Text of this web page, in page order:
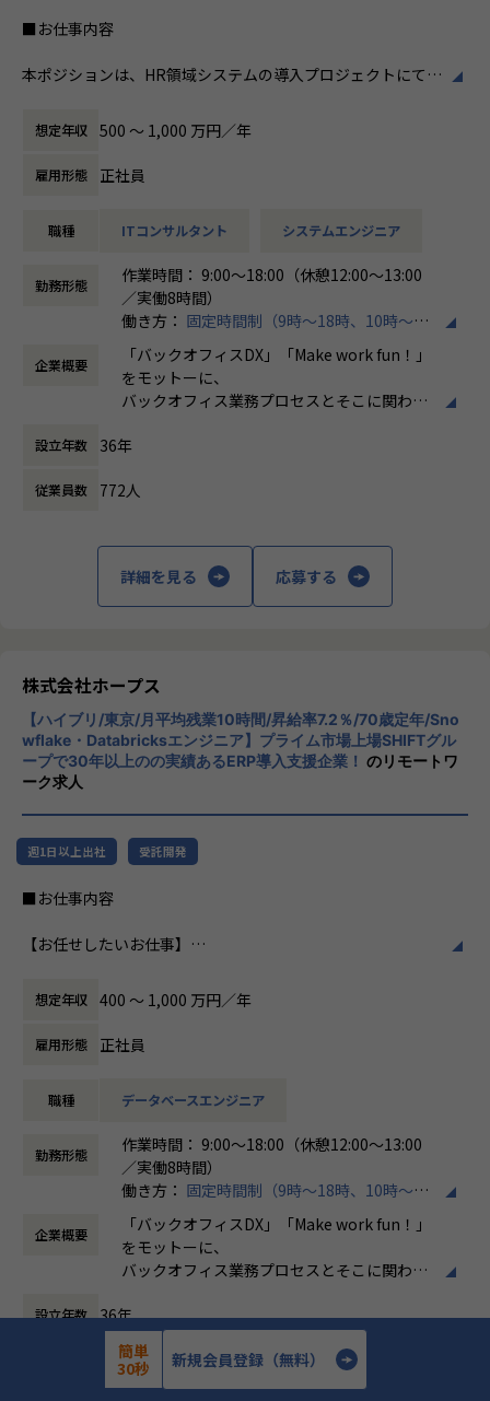
​ヒトが何をすべきかを追求し、ITの力で “働くを楽しく” へ
ITの力で人手不足の解消と流動性の拡大に寄与するサービス
を提供し、世の中の仕事の標準化の輪を広げます。
【ホープスの目指す世界】
国内全体では基幹業務の標準化は急務であるものの、大手・
多くERP導入の課題感は多い状況です。
ホープスはそのような企業への支援戦略を中心に事業を展開
大手企業、中規模企業向けのERP領域でシェアNO.1を目指し
国内サプライチェーン全体での業務標準化を狙っています。
IT開発関連業務
ホープスでは、リモートワーク活用があり平
く、プロジェクトに応じて柔軟な働き方がで
ています。
■お仕事内容
本ポジションは、HR領域システムの導入プロジェクトにて、
す。
➀人事または給与システム導入開発エンジニア
・主に基本設計～導入、本番稼働および稼働後の保守対応ま
・SAP Success Factors、COMPANY導入経験者優遇ですが、
歓迎しています。
➁経費精算システム導入開発エンジニア
・主に基本設計～導入、本番稼働および稼働後の保守対応ま
での業務を想定しております。
・代表的なソリューションとしてSpendia、Ci*X（サイクロ
です。
【会社概要】
リューションを提供する会社です。
・MISSION「ワークをもっとワクワクに」
・VISION「基幹系業務DXをリード」
ITの力で人手不足の解消と流動性の拡大に寄与するサービス
を提供し、世の中の仕事の標準化の輪を広げます。
【ホープスの目指す世界】
国内全体では基幹業務の標準化は急務であるものの、大手・
多くERP導入の課題感は多い状況です。
しています。
国内サプライチェーン全体での業務標準化を狙っています。
【業務の変更の範囲】
想定年収 500 〜 1,000 万円／年
雇用形態 正社員
職種 ITコンサルタント システムエンジニア
勤務形態
作業時間： 9:00～18:00（休憩12:00～13:00
／実働8時間）
働き方： 固定時間制（9時～18時、10時～19
時など）
時間外労働の有無： 有（月平均10時間）
休憩時間： 60分
企業概要
「バックオフィスDX」「Make work fun！」
をモットーに、
バックオフィス業務プロセスとそこに関わる
企業競争力を向上させることを使命としてい
チ開発やコンサルティングまで幅広いサービ
スを提供しています。クラウドERPやローコ
ード開発を柱とし、業務効率化やDX推進、経
CloudやOracle ERP Cloudなどを活用し、企
業の業務プロセスを最適化し、経営管理の強
化を図っています1。
社風/文化
社内の風通しが良く、活気に満ちた雰囲気が
特徴です。多様性を重視し、様々な国籍や背
景を持つ社員が協力し合いながら働いていま
働き方/リモートワーク
均週2～3日の在宅勤務が可能です。転勤はな
きます。残業は月平均10時間程度と少なく、
設立年数 36年
従業員数 772人
詳細を見る 応募する
株式会社ホープス
【ハイブリ/東京/月平均残業10時間/昇給率7.2％/70歳定年/Sno
wflake・Databricksエンジニア】プライム市場上場SHIFTグル
ープで30年以上のの実績あるERP導入支援企業！ のリモートワ
ーク求人
週1日以上出社 受託開発
■お仕事内容
【お任せしたいお仕事】
したデータ活用基盤の構築・運用を通じて、
お客様のDX推進を支援いただきます。
担当工程は、企画、要件定義～リリース・保守までと幅広く
関わっていただくことができます。
データ基盤構築だけでなく分析や可視化・AI活用領域まで幅
データエンジニアとしての市場価値を高めていくことができ
《具体的な業務内容》
・SnowflakeまたはDatabricksを活用したデータ基盤の設
・ETL/ELT処理およびデータパイプラインの開発
・SQLを用いたデータ加工・最適化
・クラウドとのデータ連携基盤構築
・BIダッシュボード向けデータモデリング
想定年収 400 〜 1,000 万円／年
雇用形態 正社員
職種 データベースエンジニア
勤務形態
作業時間： 9:00～18:00（休憩12:00～13:00
／実働8時間）
働き方： 固定時間制（9時～18時、10時～19
時など）
時間外労働の有無： 有（月平均10時間）
休憩時間： 60分
企業概要
「バックオフィスDX」「Make work fun！」
をモットーに、
バックオフィス業務プロセスとそこに関わる
企業競争力を向上させることを使命としてい
ます。
株式会社ホープスは、ERP・EPMを中心とし
設立年数 36年
772人
簡単
30秒
新規会員登録（無料）